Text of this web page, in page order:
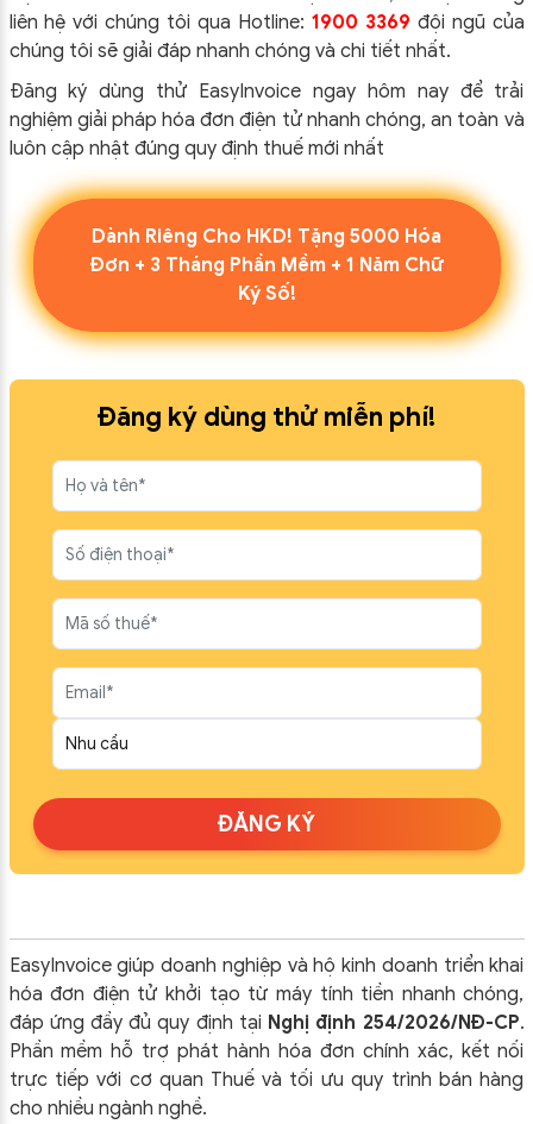
liên hệ với chúng tôi qua Hotline: 1900 3369 đội ngũ của
chúng tôi sẽ giải đáp nhanh chóng và chi tiết nhất.
Đăng ký dùng thử EasyInvoice ngay hôm nay để trải
nghiệm giải pháp hóa đơn điện tử nhanh chóng, an toàn và
luôn cập nhật đúng quy định thuế mới nhất
Dành Riêng Cho HKD! Tặng 5000 Hóa
Đơn + 3 Tháng Phần Mềm + 1 Năm Chữ
Ký Số!
Đăng ký dùng thử miễn phí!
ĐĂNG KÝ
EasyInvoice giúp doanh nghiệp và hộ kinh doanh triển khai
hóa đơn điện tử khởi tạo từ máy tính tiền nhanh chóng,
đáp ứng đầy đủ quy định tại Nghị định 254/2026/NĐ-CP.
Phần mềm hỗ trợ phát hành hóa đơn chính xác, kết nối
trực tiếp với cơ quan Thuế và tối ưu quy trình bán hàng
cho nhiều ngành nghề.